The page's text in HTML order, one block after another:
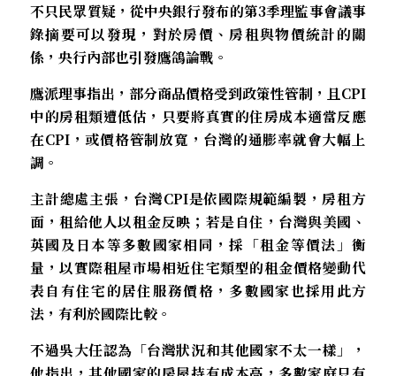
不只民眾質疑，從中央銀行發布的第3季理監事會議事
錄摘要可以發現，對於房價、房租與物價統計的關
係，央行內部也引發鷹鴿論戰。
鷹派理事指出，部分商品價格受到政策性管制，且CPI
中的房租類遭低估，只要將真實的住房成本適當反應
在CPI，或價格管制放寬，台灣的通膨率就會大幅上
調。
主計總處主張，台灣CPI是依國際規範編製，房租方
面，租給他人以租金反映；若是自住，台灣與美國、
英國及日本等多數國家相同，採「租金等價法」衡
量，以實際租屋市場相近住宅類型的租金價格變動代
表自有住宅的居住服務價格，多數國家也採用此方
法，有利於國際比較。
不過吳大任認為「台灣狀況和其他國家不太一樣」，